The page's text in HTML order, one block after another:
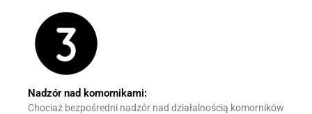
Nadzór nad komornikami:
Chociaż bezpośredni nadzór nad działalnością komorników